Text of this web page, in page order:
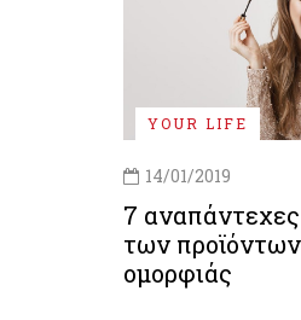
YOUR LIFE
14/01/2019
7
των προϊόντων
ομορφιάς